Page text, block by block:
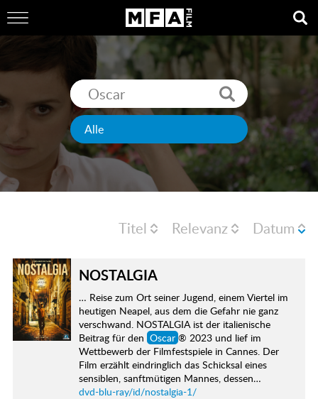
Titel Relevanz Datum
NOSTALGIA
… Reise zum Ort seiner Jugend, einem Viertel im
heutigen Neapel, aus dem die Gefahr nie ganz
verschwand. NOSTALGIA ist der italienische
Beitrag für den Oscar ® 2023 und lief im
Wettbewerb der Filmfestspiele in Cannes. Der
Film erzählt eindringlich das Schicksal eines
sensiblen, sanftmütigen Mannes, dessen…
dvd-blu-ray/id/nostalgia-1/